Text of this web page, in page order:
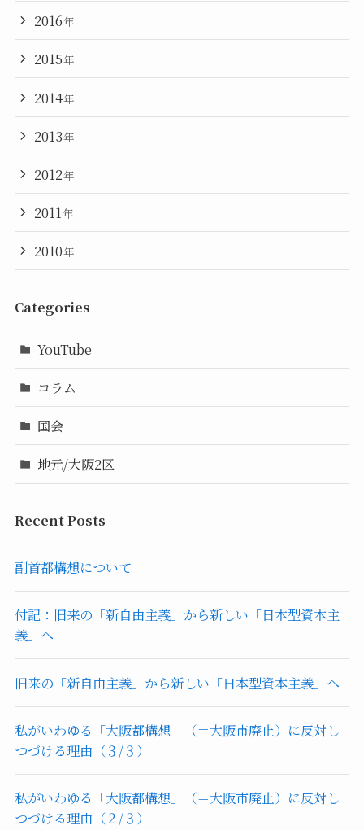
2016年
2015年
2014年
2013年
2012年
2011年
2010年
Categories
YouTube
コラム
国会
地元/大阪2区
Recent Posts
副首都構想について
付記：旧来の「新自由主義」から新しい「日本型資本主
義」へ
旧来の「新自由主義」から新しい「日本型資本主義」へ
私がいわゆる「大阪都構想」（＝大阪市廃止）に反対し
つづける理由（３/３）
私がいわゆる「大阪都構想」（＝大阪市廃止）に反対し
つづける理由（２/３）